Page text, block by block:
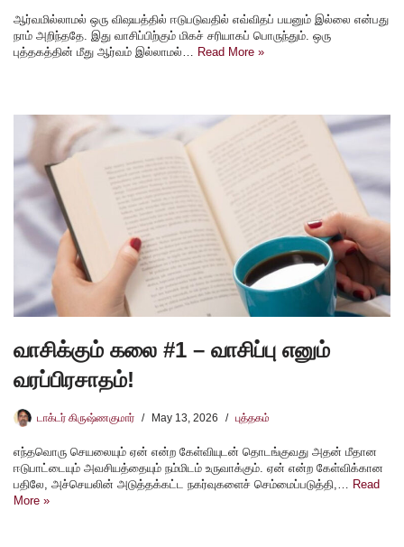
ஆர்வமில்லாமல் ஒரு விஷயத்தில் ஈடுபடுவதில் எவ்விதப் பயனும் இல்லை என்பது
நாம் அறிந்ததே. இது வாசிப்பிற்கும் மிகச் சரியாகப் பொருந்தும். ஒரு
புத்தகத்தின் மீது ஆர்வம் இல்லாமல்… Read More »
வாசிக்கும் கலை #1 – வாசிப்பு எனும்
வரப்பிரசாதம்!
டாக்டர் கிருஷ்ணகுமார் May 13, 2026 புத்தகம்
எந்தவொரு செயலையும் ஏன் என்ற கேள்வியுடன் தொடங்குவது அதன் மீதான
ஈடுபாட்டையும் அவசியத்தையும் நம்மிடம் உருவாக்கும். ஏன் என்ற கேள்விக்கான
பதிலே, அச்செயலின் அடுத்தக்கட்ட நகர்வுகளைச் செம்மைப்படுத்தி,… Read
More »